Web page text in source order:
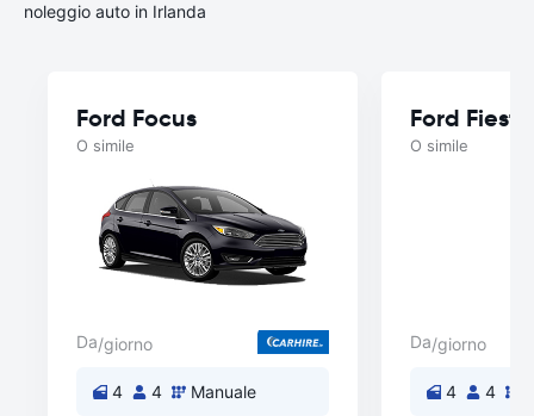
noleggio auto in Irlanda
Ford Focus
O simile
Da/giorno
4 4 Manuale
Ford Fiesta
O simile
Da/giorno
4 4